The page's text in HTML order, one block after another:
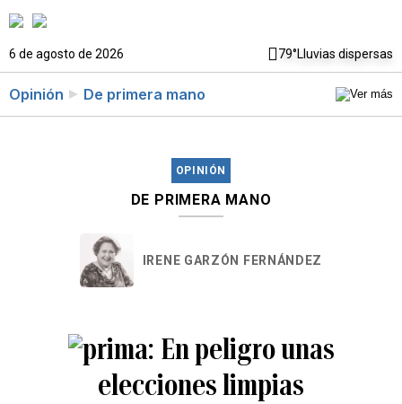
6 de agosto de 2026 79°Lluvias dispersas
Opinión De primera mano
OPINIÓN
DE PRIMERA MANO
IRENE GARZÓN FERNÁNDEZ
En peligro unas
elecciones limpias